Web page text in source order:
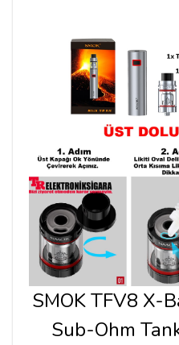
SMOK TFV8 X-
Sub-Ohm